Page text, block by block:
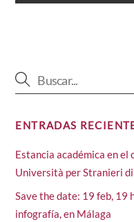
ENTRADAS
Estancia académica en
Università per Stranieri
Save the date: 19 feb, 19
infografía, en Málaga